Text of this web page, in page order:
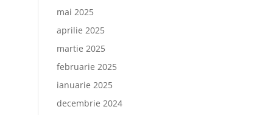
mai 2025
aprilie 2025
martie 2025
februarie 2025
ianuarie 2025
decembrie 2024